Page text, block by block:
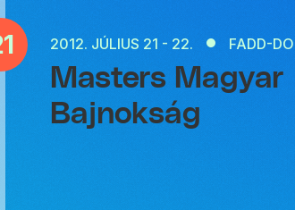
2012. JÚLIUS 21 - 22. FADD-
Masters Magyar
Bajnokság